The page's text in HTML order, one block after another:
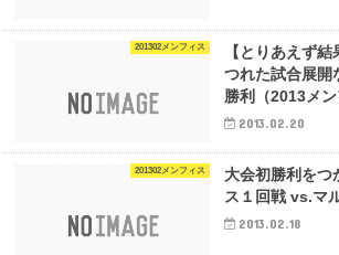
201302メンフィス
【とりあえず
つれた試合展開
勝利（2013メン
2013.02.20
201302メンフィス
大会初勝利をつ
ス１回戦 vs.マ
2013.02.18